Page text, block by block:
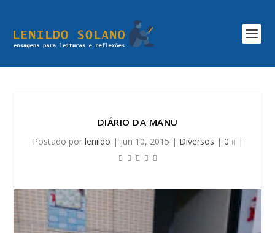
DIÁRIO DA MANU
Postado por lenildo | jun 10, 2015 | Diversos | 0 |